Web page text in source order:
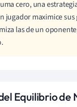
cero, una
jugador maximice sus
las de un
Equilibrio de